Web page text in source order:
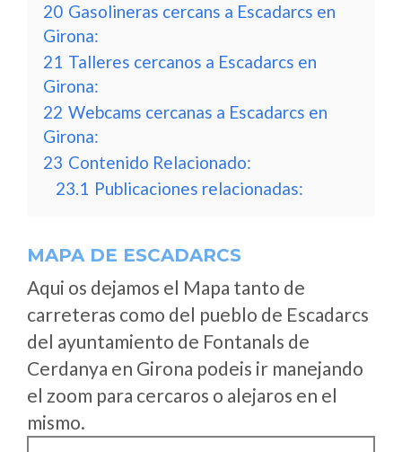
20 Gasolineras cercans a Escadarcs en
Girona:
21 Talleres cercanos a Escadarcs en
Girona:
22 Webcams cercanas a Escadarcs en
Girona:
23 Contenido Relacionado:
23.1 Publicaciones relacionadas:
MAPA DE ESCADARCS
Aqui os dejamos el Mapa tanto de
carreteras como del pueblo de Escadarcs
del ayuntamiento de Fontanals de
Cerdanya en Girona podeis ir manejando
el zoom para cercaros o alejaros en el
mismo.